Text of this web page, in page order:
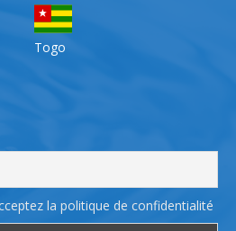
Togo
la politique de confidentialité